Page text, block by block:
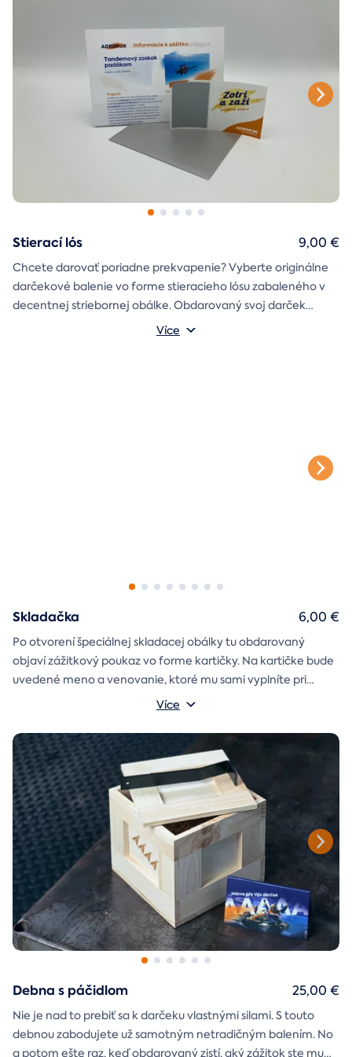
Stierací lós
Chcete darovať poriadne prekvapenie? Vyberte originálne
darčekové balenie vo forme stieracieho lósu zabaleného v
decentnej striebornej obálke. Obdarovaný svoj darček
objaví až po chvíľke napätia počas stierania. Jedno je isté, u
Více
9,00 €
Skladačka
Po otvorení špeciálnej skladacej obálky tu obdarovaný
objaví zážitkový poukaz vo forme kartičky. Na kartičke bude
uvedené meno a venovanie, ktoré mu sami vyplníte pri
Více
6,00 €
Debna s páčidlom
Nie je nad to prebiť sa k darčeku vlastnými silami. S touto
debnou zabodujete už samotným netradičným balením. No
a potom ešte raz, keď obdarovaný zistí, aký zážitok ste mu
25,00 €